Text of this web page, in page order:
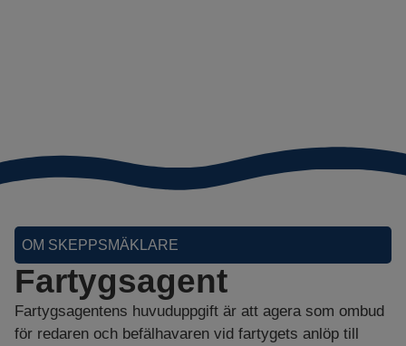
OM SKEPPSMÄKLARE
Fartygsagent
Fartygsagentens huvuduppgift är att agera som ombud
för redaren och befälhavaren vid fartygets anlöp till